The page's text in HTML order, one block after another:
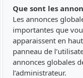
Que sont les
Les annonces
importantes que
apparaissent en
panneau de
annonces globales
l’administrateur.